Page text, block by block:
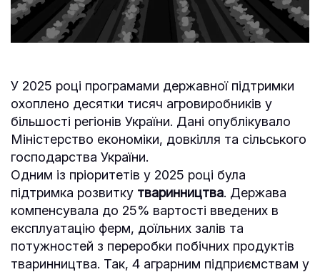
У 2025 році програмами державної підтримки
охоплено десятки тисяч агровиробників у
більшості регіонів України. Дані опублікувало
Міністерство економіки, довкілля та сільського
господарства України.
Одним із пріоритетів у 2025 році була
підтримка розвитку тваринництва. Держава
компенсувала до 25% вартості введених в
експлуатацію ферм, доїльних залів та
потужностей з переробки побічних продуктів
тваринництва. Так, 4 аграрним підприємствам у